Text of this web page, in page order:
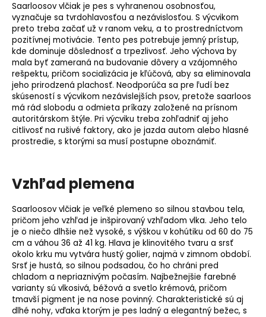
Saarloosov vlčiak je pes s vyhranenou osobnosťou,
vyznačuje sa tvrdohlavosťou a nezávislosťou. S výcvikom
preto treba začať už v ranom veku, a to prostredníctvom
pozitívnej motivácie. Tento pes potrebuje jemný prístup,
kde dominuje dôslednosť a trpezlivosť. Jeho výchova by
mala byť zameraná na budovanie dôvery a vzájomného
rešpektu, pričom socializácia je kľúčová, aby sa eliminovala
jeho prirodzená plachosť. Neodporúča sa pre ľudí bez
skúseností s výcvikom nezávislejších psov, pretože saarloos
má rád slobodu a odmieta príkazy založené na prísnom
autoritárskom štýle. Pri výcviku treba zohľadniť aj jeho
citlivosť na rušivé faktory, ako je jazda autom alebo hlasné
prostredie, s ktorými sa musí postupne oboznámiť.
Vzhľad plemena
Saarloosov vlčiak je veľké plemeno so silnou stavbou tela,
pričom jeho vzhľad je inšpirovaný vzhľadom vlka. Jeho telo
je o niečo dlhšie než vysoké, s výškou v kohútiku od 60 do 75
cm a váhou 36 až 41 kg. Hlava je klinovitého tvaru a srsť
okolo krku mu vytvára hustý golier, najmä v zimnom období.
Srsť je hustá, so silnou podsadou, čo ho chráni pred
chladom a nepriaznivým počasím. Najbežnejšie farebné
varianty sú vlkosivá, béžová a svetlo krémová, pričom
tmavší pigment je na nose povinný. Charakteristické sú aj
dlhé nohy, vďaka ktorým je pes ladný a elegantný bežec, s